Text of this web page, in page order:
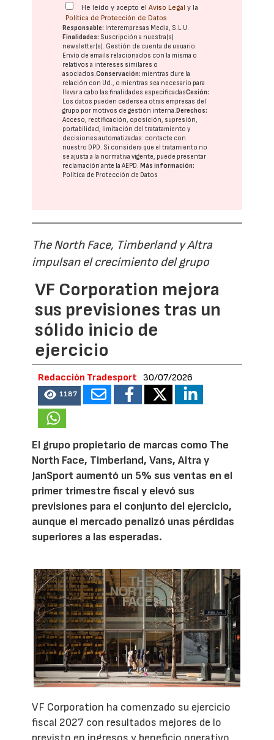
He leído y acepto elAviso Legal y la
Política de Protección de Datos
Responsable: Interempresas Media, S.L.U.
Finalidades: Suscripción a nuestra(s)
newsletter(s). Gestión de cuenta de usuario.
Envío de emails relacionados con la misma o
relativos a intereses similares o
asociados.Conservación: mientras dure la
relación con Ud., o mientras sea necesario para
llevar a cabo las finalidades especificadasCesión:
Los datos pueden cederse a otras empresas del
grupo por motivos de gestión interna. Derechos:
Acceso, rectificación, oposición, supresión,
portabilidad, limitación del tratatamiento y
decisiones automatizadas: contacte con
nuestro DPD. Si considera que el tratamiento no
se ajusta a la normativa vigente, puede presentar
reclamación ante laAEPD. Más información:
Política de Protección de Datos
The North Face, Timberland y Altra
impulsan el crecimiento del grupo
VF Corporation mejora
sus previsiones tras un
sólido inicio de
ejercicio
Redacción Tradesport 30/07/2026
1187
El grupo propietario de marcas como The
North Face, Timberland, Vans, Altra y
JanSport aumentó un 5% sus ventas en el
primer trimestre fiscal y elevó sus
previsiones para el conjunto del ejercicio,
aunque el mercado penalizó unas pérdidas
superiores a las esperadas.
VF Corporation ha comenzado su ejercicio
fiscal 2027 con resultados mejores de lo